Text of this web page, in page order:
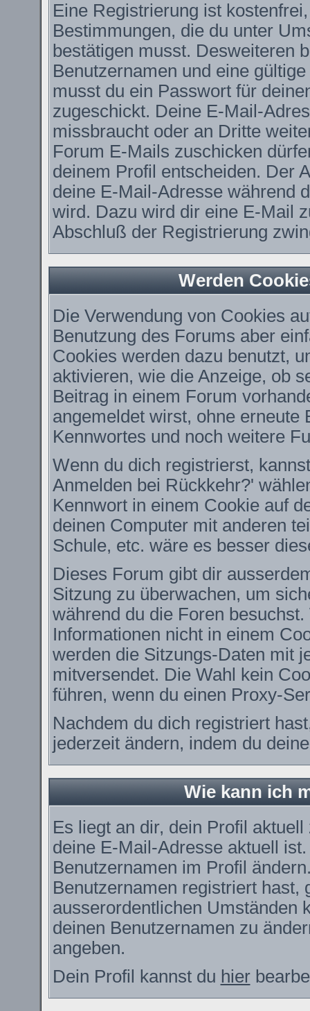
Eine Registrierung ist
Bestimmungen, die du unter
bestätigen musst. Desweiteren
Benutzernamen und eine
musst du ein Passwort für
zugeschickt. Deine E-Mail-
missbraucht oder an Dritte
Forum E-Mails zuschicken
deinem Profil entscheiden. Der
deine E-Mail-Adresse während
wird. Dazu wird dir eine E-Mail
Abschluß der Registrierung
Werden
Die Verwendung von Cookies
Benutzung des Forums aber
Cookies werden dazu benutzt,
aktivieren, wie die Anzeige, ob
Beitrag in einem Forum
angemeldet wirst, ohne erneute
Kennwortes und noch weitere
Wenn du dich registrierst,
Anmelden bei Rückkehr?'
Kennwort in einem Cookie auf
deinen Computer mit anderen
Schule, etc. wäre es besser
Dieses Forum gibt dir
Sitzung zu überwachen, um
während du die Foren
Informationen nicht in einem
werden die Sitzungs-Daten mit
mitversendet. Die Wahl kein
führen, wenn du einen Proxy-
Nachdem du dich registriert
jederzeit ändern, indem du
Wie kann ich
Es liegt an dir, dein Profil
deine E-Mail-Adresse aktuell
Benutzernamen im Profil
Benutzernamen registriert hast,
ausserordentlichen Umständen
deinen Benutzernamen zu
angeben.
Dein Profil kannst du hier